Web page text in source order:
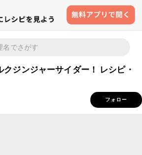
ジンジャーサイダー！ レシピ・
フォロー